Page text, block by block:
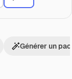
Générer un